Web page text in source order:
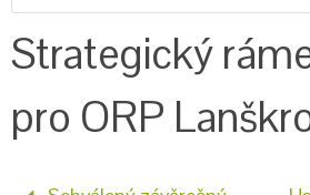
Strategický
pro ORP